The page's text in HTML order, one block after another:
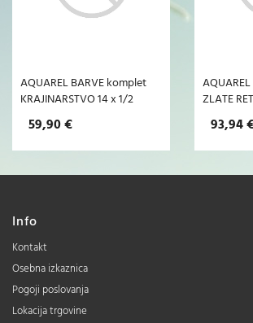
AQUAREL BARVE komplet
KRAJINARSTVO 14 x 1/2
59,90 €
ZLATE
93,94
Info
Kontakt
Osebna izkaznica
Pogoji poslovanja
Lokacija trgovine